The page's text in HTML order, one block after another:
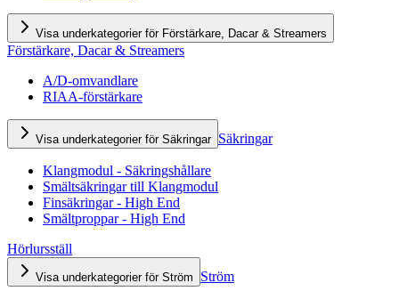
Visa underkategorier för Förstärkare, Dacar & Streamers
Förstärkare, Dacar & Streamers
A/D-omvandlare
RIAA-förstärkare
Visa underkategorier för Säkringar Säkringar
Klangmodul - Säkringshållare
Smältsäkringar till Klangmodul
Finsäkringar - High End
Smältproppar - High End
Hörlursställ
Visa underkategorier för Ström Ström